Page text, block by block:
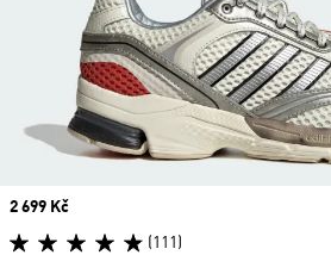
Price
2 699 Kč
(111)